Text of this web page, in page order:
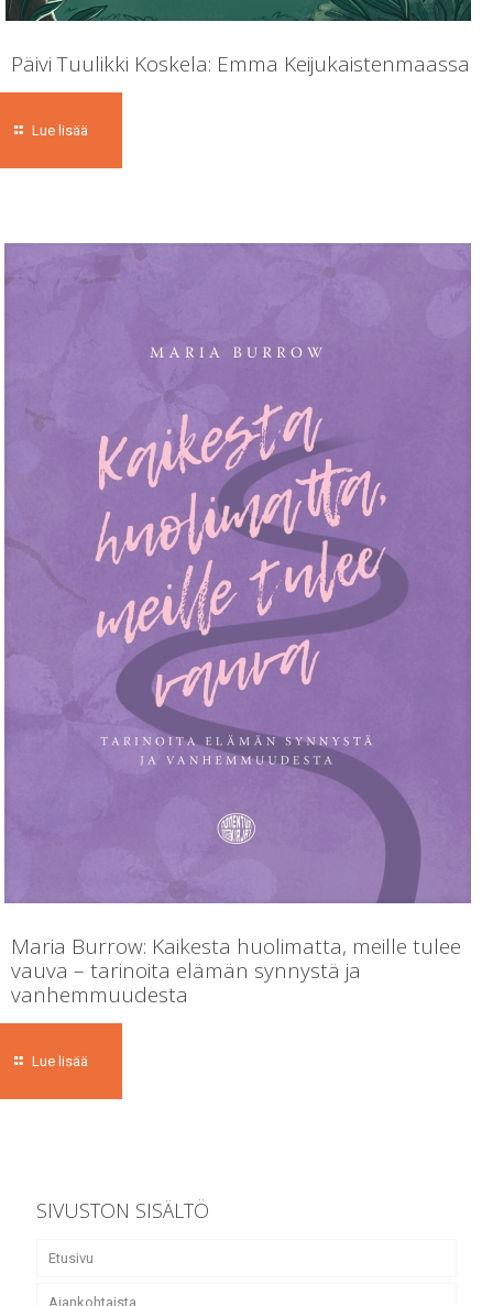
Päivi Tuulikki Koskela: Emma Keijukaistenmaassa
Lue lisää
Maria Burrow: Kaikesta huolimatta, meille tulee
vauva – tarinoita elämän synnystä ja
vanhemmuudesta
Lue lisää
SIVUSTON SISÄLTÖ
Etusivu
Ajankohtaista